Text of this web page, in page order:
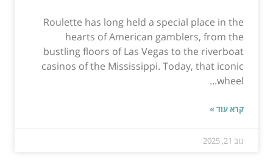
Roulette has long held a special place in the
hearts of American gamblers, from the
bustling floors of Las Vegas to the riverboat
casinos of the Mississippi. Today, that iconic
wheel...
קרא עוד »
נוב 21, 2025